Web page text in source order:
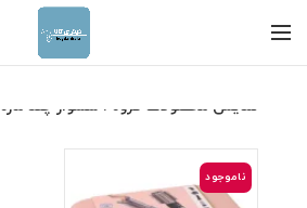
نمایش محصولات گروه : سشوار چند ماره
ناموجود